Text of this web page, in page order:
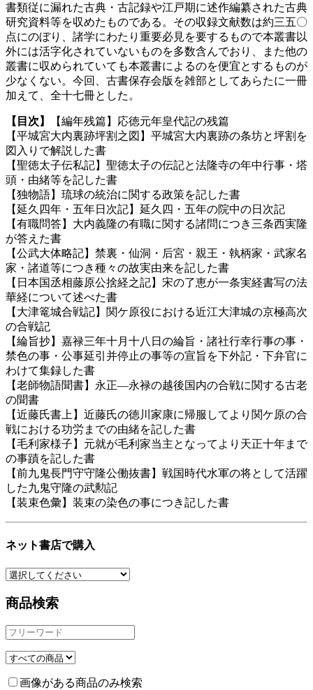
書類従に漏れた古典・古記録や江戸期に述作編纂された古典
研究資料等を収めたものである。その収録文献数は約三五〇
点にのぼり、諸学にわたり重要必見を要するもので本叢書以
外には活字化されていないものを多数含んでおり、また他の
叢書に収められていても本叢書によるのを便宜とするものが
少なくない。今回、古書保存会版を雑部としてあらたに一冊
加えて、全十七冊とした。
【目次】
【編年残篇】応徳元年皇代記の残篇
【平城宮大内裏跡坪割之図】平城宮大内裏跡の条坊と坪割を
図入りで解説した書
【聖徳太子伝私記】聖徳太子の伝記と法隆寺の年中行事・塔
頭・由緒等を記した書
【独物語】琉球の統治に関する政策を記した書
【延久四年・五年日次記】延久四・五年の院中の日次記
【有職問答】大内義隆の有職に関する諸問につき三条西実隆
が答えた書
【公武大体略記】禁裏・仙洞・后宮・親王・執柄家・武家名
家・諸道等につき種々の故実由来を記した書
【日本国丞相藤原公捨経之記】宋の了恵が一条実経書写の法
華経について述べた書
【大津篭城合戦記】関ケ原役における近江大津城の京極高次
の合戦記
【綸旨抄】嘉禄三年十月十八日の綸旨・諸社行幸行事の事・
禁色の事・公事延引并停止の事等の宣旨を下外記・下弁官に
わけて集録した書
【老師物語聞書】永正—永禄の越後国内の合戦に関する古老
の聞書
【近藤氏書上】近藤氏の徳川家康に帰服してより関ケ原の合
戦における功労までの由緒を記した書
【毛利家様子】元就が毛利家当主となってより天正十年まで
の事蹟を記した書
【前九鬼長門守守隆公働抜書】戦国時代水軍の将として活躍
した九鬼守隆の武勲記
【装束色彙】装束の染色の事につき記した書
ネット書店で購入
商品検索
画像がある商品のみ検索